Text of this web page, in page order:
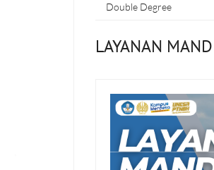
Double Degree
LAYANAN